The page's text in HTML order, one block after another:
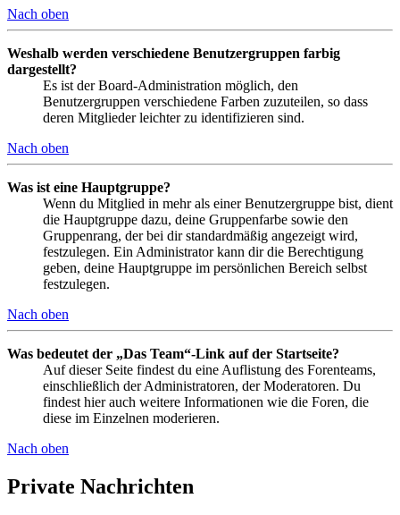
Nach oben
Weshalb werden verschiedene Benutzergruppen farbig
dargestellt?
Es ist der Board-Administration möglich, den
Benutzergruppen verschiedene Farben zuzuteilen, so dass
deren Mitglieder leichter zu identifizieren sind.
Nach oben
Was ist eine Hauptgruppe?
Wenn du Mitglied in mehr als einer Benutzergruppe bist, dient
die Hauptgruppe dazu, deine Gruppenfarbe sowie den
Gruppenrang, der bei dir standardmäßig angezeigt wird,
festzulegen. Ein Administrator kann dir die Berechtigung
geben, deine Hauptgruppe im persönlichen Bereich selbst
festzulegen.
Nach oben
Was bedeutet der „Das Team“-Link auf der Startseite?
Auf dieser Seite findest du eine Auflistung des Forenteams,
einschließlich der Administratoren, der Moderatoren. Du
findest hier auch weitere Informationen wie die Foren, die
diese im Einzelnen moderieren.
Nach oben
Private Nachrichten